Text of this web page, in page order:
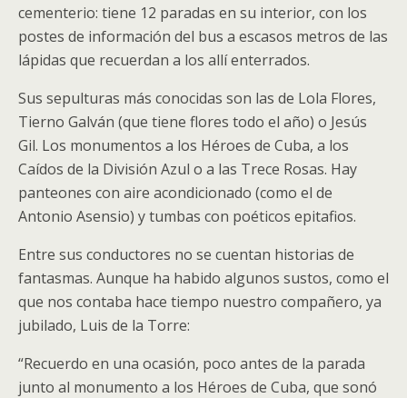
cementerio: tiene 12 paradas en su interior, con los
postes de informa­ción del bus a escasos metros de las
lápidas que recuerdan a los allí enterrados.
Sus sepulturas más conocidas son las de Lola Flores,
Tierno Galván (que tiene flores todo el año) o Jesús
Gil. Los monumentos a los Héroes de Cuba, a los
Caídos de la División Azul o a las Trece Rosas. Hay
panteones con aire acondicionado (como el de
Antonio Asensio) y tumbas con poéticos epitafios.
Entre sus conductores no se cuentan historias de
fantasmas. Aun­que ha habido algunos sustos, como el
que nos contaba hace tiempo nuestro compañero, ya
jubilado, Luis de la Torre:
“Recuerdo en una ocasión, poco antes de la parada
junto al monumento a los Héroes de Cuba, que sonó